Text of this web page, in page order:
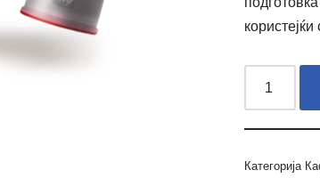
Категорија